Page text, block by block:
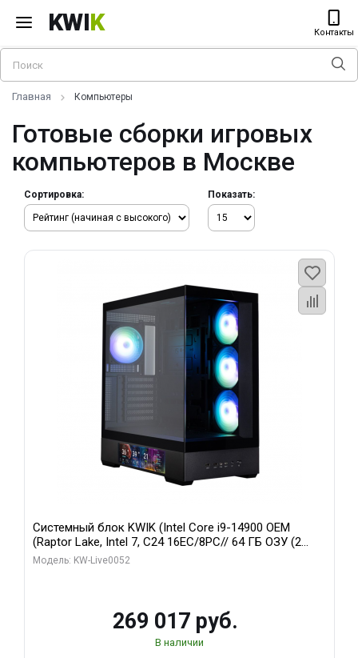
KWIK Контакты
Главная Компьютеры
Готовые сборки игровых
компьютеров в Москве
Сортировка: Показать:
Системный блок KWIK (Intel Core i9-14900 OEM
(Raptor Lake, Intel 7, C24 16EC/8PC// 64 ГБ ОЗУ (2
модуля)/ Palit RTX5080 GAMINGPRO OC 16GB GDDR7
Модель: KW-Live0052
269 017 руб.
В наличии